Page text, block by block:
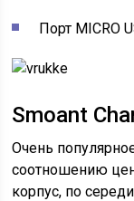
Порт MICRO
Smoant
Очень
соотношению
корпус, по